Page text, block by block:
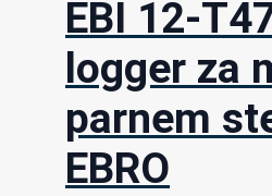
EBI 12-
logger za
parnem
EBRO